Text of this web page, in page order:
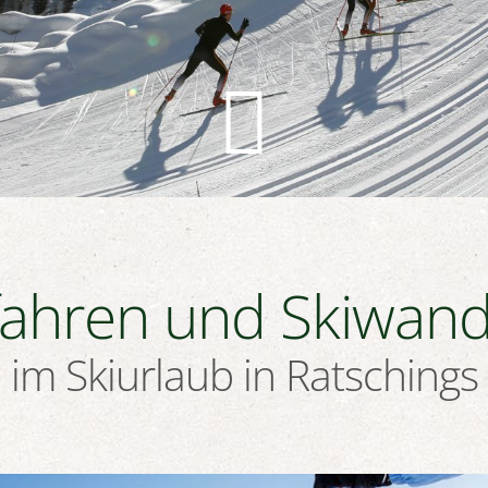

und
im Skiurlaub in Ratschings